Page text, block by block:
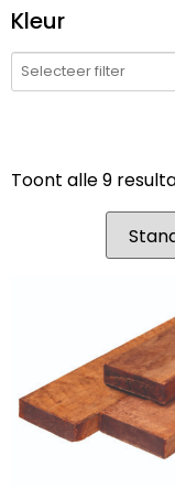
Kleur
Toont alle 9